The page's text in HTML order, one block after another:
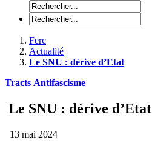
Ferc
Actualité
Le SNU : dérive d’Etat
Tracts Antifascisme
Le SNU : dérive d’Etat
13 mai 2024